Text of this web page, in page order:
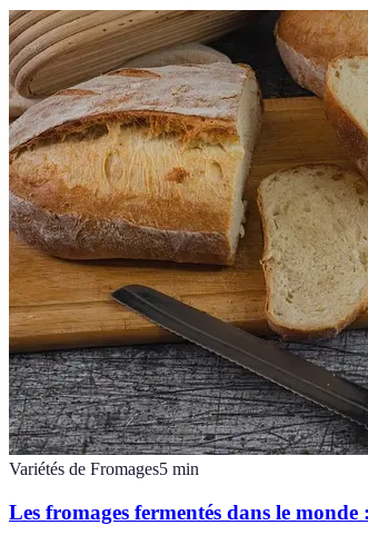
Variétés de Fromages5 min
Les fromages fermentés dans le monde